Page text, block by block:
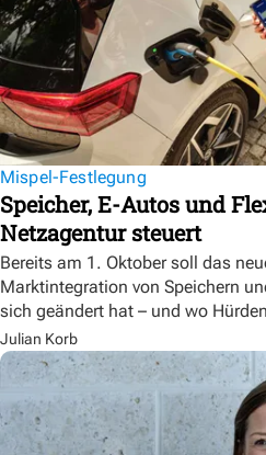
Mispel-Festlegung
Speicher, E-Autos und
Netzagentur steuert
Bereits am 1. Oktober soll das
Marktintegration von Speichern
sich geändert hat – und wo
Julian Korb